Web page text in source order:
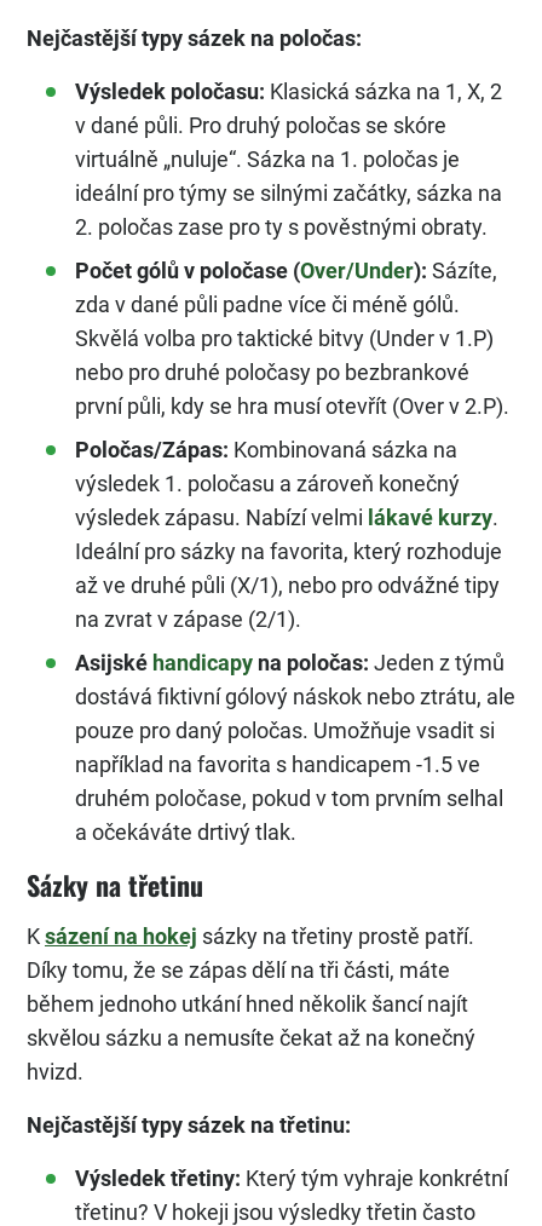
Nejčastější typy sázek na poločas:
Výsledek poločasu: Klasická sázka na 1, X, 2
v dané půli. Pro druhý poločas se skóre
virtuálně „nuluje“. Sázka na 1. poločas je
ideální pro týmy se silnými začátky, sázka na
2. poločas zase pro ty s pověstnými obraty.
Počet gólů v poločase (Over/Under): Sázíte,
zda v dané půli padne více či méně gólů.
Skvělá volba pro taktické bitvy (Under v 1.P)
nebo pro druhé poločasy po bezbrankové
první půli, kdy se hra musí otevřít (Over v 2.P).
Poločas/Zápas: Kombinovaná sázka na
výsledek 1. poločasu a zároveň konečný
výsledek zápasu. Nabízí velmi lákavé kurzy.
Ideální pro sázky na favorita, který rozhoduje
až ve druhé půli (X/1), nebo pro odvážné tipy
na zvrat v zápase (2/1).
Asijské handicapy na poločas: Jeden z týmů
dostává fiktivní gólový náskok nebo ztrátu, ale
pouze pro daný poločas. Umožňuje vsadit si
například na favorita s handicapem -1.5 ve
druhém poločase, pokud v tom prvním selhal
a očekáváte drtivý tlak.
Sázky na třetinu
Ksázení na hokej sázky na třetiny prostě patří.
Díky tomu, že se zápas dělí na tři části, máte
během jednoho utkání hned několik šancí najít
skvělou sázku a nemusíte čekat až na konečný
hvizd.
Nejčastější typy sázek na třetinu:
Výsledek třetiny: Který tým vyhraje konkrétní
třetinu? V hokeji jsou výsledky třetin často